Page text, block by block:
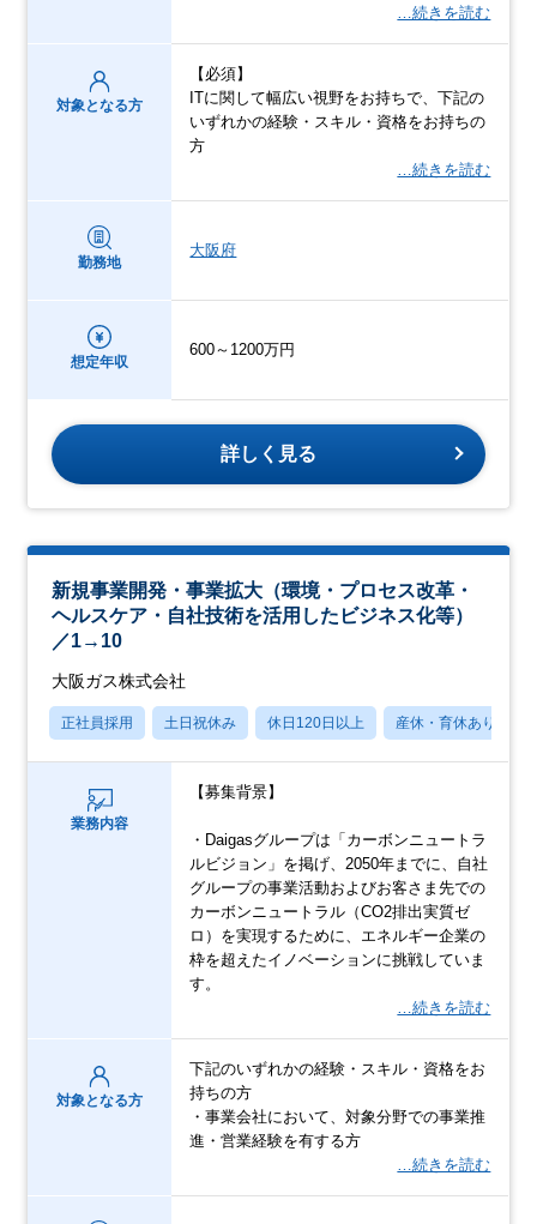
…続きを読む
対象となる方
【必須】
ITに関して幅広い視野をお持ちで、下記の
いずれかの経験・スキル・資格をお持ちの
方
…続きを読む
勤務地
大阪府
想定年収
600～1200万円
詳しく見る
新規事業開発・事業拡大（環境・プロセス改革・
ヘルスケア・自社技術を活用したビジネス化等）
／1→10
大阪ガス株式会社
正社員採用 土日祝休み 休日120日以上 産休・育休あり
業務内容
【募集背景】
・Daigasグループは「カーボンニュートラ
ルビジョン」を掲げ、2050年までに、自社
グループの事業活動およびお客さま先での
カーボンニュートラル（CO2排出実質ゼ
ロ）を実現するために、エネルギー企業の
枠を超えたイノベーションに挑戦していま
す。
…続きを読む
対象となる方
下記のいずれかの経験・スキル・資格をお
持ちの方
・事業会社において、対象分野での事業推
進・営業経験を有する方
…続きを読む